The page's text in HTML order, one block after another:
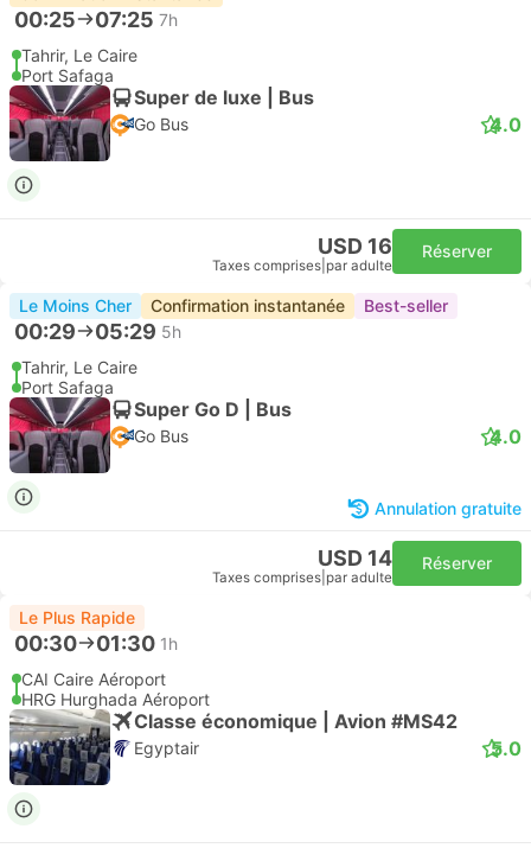
00:25 07:25 7h
Tahrir, Le Caire
Port Safaga
Super de luxe | Bus
Go Bus 4.0
USD 16
Taxes comprises par adulte
Réserver
Le Moins Cher Confirmation instantanée Best-seller
00:29 05:29 5h
Tahrir, Le Caire
Port Safaga
Super Go D | Bus
Go Bus 4.0
Annulation gratuite
USD 14
Taxes comprises par adulte
Réserver
Le Plus Rapide
00:30 01:30 1h
CAI Caire Aéroport
HRG Hurghada Aéroport
Classe économique | Avion #MS42
Egyptair 5.0